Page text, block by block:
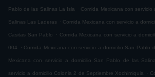
Pablo de las Salinas La Isla . Comida Mexicana con
Salinas Las Laderas . Comida Mexicana con servicio a
Casitas San Pablo . Comida Mexicana con servicio a
004 . Comida Mexicana con servicio a domicilio San Pablo
Mexicana con servicio a domicilio San Pablo de las
servicio a domicilio Colonia 2 de Septiembre Xochimiquia .